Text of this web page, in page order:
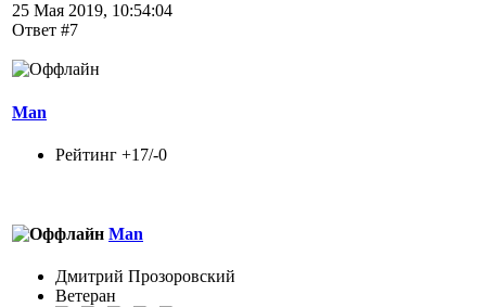
25 Мая 2019, 10:54:04
Ответ #7
Man
Рейтинг +17/-0
Man
Дмитрий Прозоровский
Ветеран